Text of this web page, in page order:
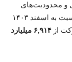
امنیتی و محدودیت‌های
عملیاتی ناشی از جنگ، توانست درآمد خود را نسبت به اسفند ۱۴۰۳
از
۶,۹۱۴ میلیارد